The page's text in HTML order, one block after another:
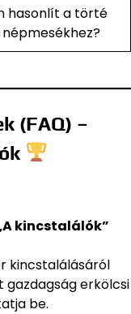
hasonlít a törté
(FAQ) –
kincstalálók”
kincstalálásáról
gazdagság erkölcsi
be.